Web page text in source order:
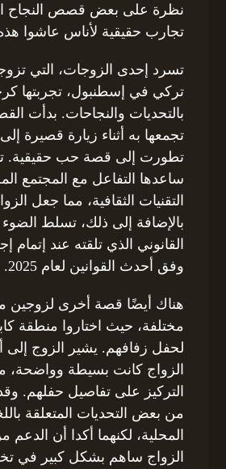
نظرة على بعض قصص النجاح
تجارب حقيقية لأناس عاشوا
تسرد إحدى الزوجات، التي
تركي في إسطنبول، تجربتها
بالتحديات والنجاحات. بدأت
تجمعها به أثناء زيارة قصيرة إلى
تطورت إلى قصة حب حقيقية.
ساعدها التفاعل مع المجتمع
التقنيات الثقافية، مما جعل
بالإضافة إلى ذلك، تسلط
القانوني الذي تلقته عند إتمام
وفق أحدث القوانين لعام 2025.
هناك أيضًا قصة أخرى لزوجين
مختلفة، حيث اختاروا منطقة
لحفل زفافهم. يشير الزوج إلى
الزواج كانت بسيطة وواضحة،
التركيز على تفاصيل حفلهم.
من بعض التحديات المتعلقة
المحلية، لكنهما أكدا أن الدعم
الزواج ساهم بشكل كبير في